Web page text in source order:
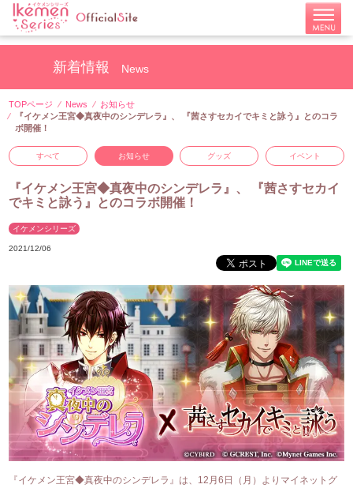
新着情報 News
TOPページ News
お知らせ
『イケメン王宮◆真夜中のシンデレラ』、 『茜さすセカイでキミと詠う』とのコラ
ボ開催！
すべて お知らせ グッズ イベント
『イケメン王宮◆真夜中のシンデレラ』、 『茜さすセカイ
でキミと詠う』とのコラボ開催！
イケメンシリーズ
2021/12/06
『イケメン王宮◆真夜中のシンデレラ』は、12月6日（月）よりマイネットグ